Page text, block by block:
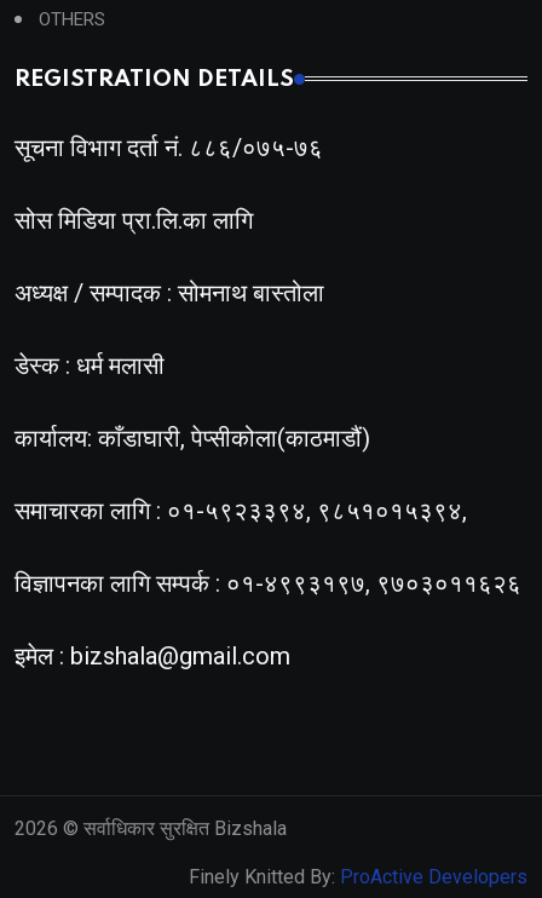
OTHERS
REGISTRATION DETAILS
सूचना विभाग दर्ता नं. ८८६/०७५-७६
सोस मिडिया प्रा.लि.का लागि
अध्यक्ष / सम्पादक : सोमनाथ बास्तोला
डेस्क : धर्म मलासी
कार्यालय: काँडाघारी, पेप्सीकोला(काठमाडौं)
समाचारका लागि : ०१-५९२३३९४, ९८५१०१५३९४,
विज्ञापनका लागि सम्पर्क : ०१-४९९३१९७, ९७०३०११६२६
इमेल : bizshala@gmail.com
2026 © सर्वाधिकार सुरक्षित Bizshala
Finely Knitted By: ProActive Developers